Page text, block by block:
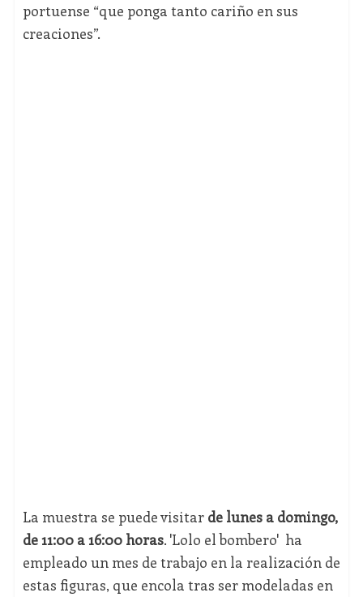
portuense “que ponga tanto cariño en sus
creaciones”.
La muestra se puede visitar de lunes a domingo,
de 11:00 a 16:00 horas. 'Lolo el bombero' ha
empleado un mes de trabajo en la realización de
estas figuras, que encola tras ser modeladas en